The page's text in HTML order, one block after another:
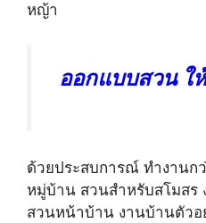
หญ้า
ออกแบบสวน ใ
ด้วยประสบการณ์ ทำงานก
หมู่บ้าน สวนสำหรับสโมสร
สวนหน้าบ้าน งานบ้านตัว